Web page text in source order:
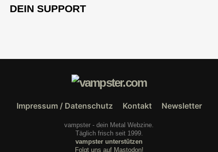
DEIN SUPPORT
Impressum / Datenschutz Kontakt Newsletter
vampster - dein Metal Webzine.
Täglich frisch seit 1999.
vampster unterstützen
Folgt uns auf Mastodon!